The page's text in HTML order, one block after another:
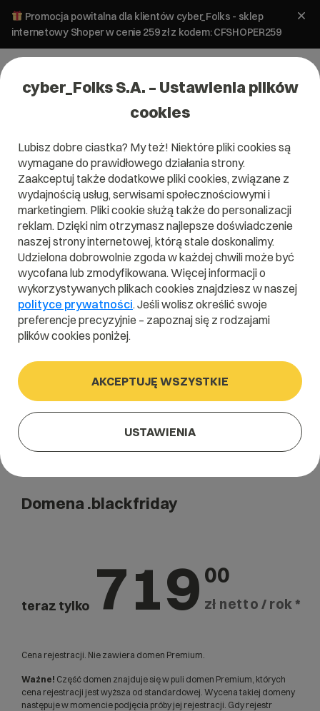
Promocja powitalna dla klientów cyber_Folks - sklep
internetowy Shoper w cenie 259 zł z kodem: CFSHOPER259
Domena .blackfriday
Jak wyprzedaże to tylko z .blackfriday!
.blackfriday
Szukaj
Domena .blackfriday
teraz tylko 719 00
zł netto / rok *
Cena rejestracji. Nie zawiera domen Premium.
Ważne! Część domen znajduje się w puli domen Premium, których
cena rejestracji jest wyższa od standardowej. Wycena takiej domeny
następuje w momencie podjęcia próby jej rejestracji. Gdy rejestr
cyber_Folks S.A. – Ustawienia plików
cookies
Lubisz dobre ciastka? My też! Niektóre pliki cookies są
wymagane do prawidłowego działania strony.
Zaakceptuj także dodatkowe pliki cookies, związane z
wydajnością usług, serwisami społecznościowymi i
marketingiem. Pliki cookie służą także do personalizacji
reklam. Dzięki nim otrzymasz najlepsze doświadczenie
naszej strony internetowej, którą stale doskonalimy.
Udzielona dobrowolnie zgoda w każdej chwili może być
wycofana lub zmodyfikowana. Więcej informacji o
wykorzystywanych plikach cookies znajdziesz w naszej
polityce prywatności. Jeśli wolisz określić swoje
preferencje precyzyjnie – zapoznaj się z rodzajami
plików cookies poniżej.
AKCEPTUJĘ WSZYSTKIE
USTAWIENIA